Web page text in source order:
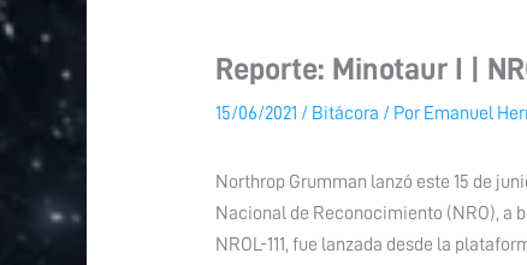
Reporte: Minotaur I |
15/06/2021 / Bitácora / Por Emanuel
Northrop Grumman lanzó este 15 de
Nacional de Reconocimiento (NRO), a
NROL-111, fue lanzada desde la